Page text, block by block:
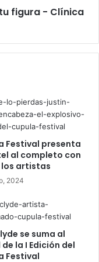
figura - Clínica
Festival presenta
al completo con
artistas
2024
se suma al
la I Edición del
Festival